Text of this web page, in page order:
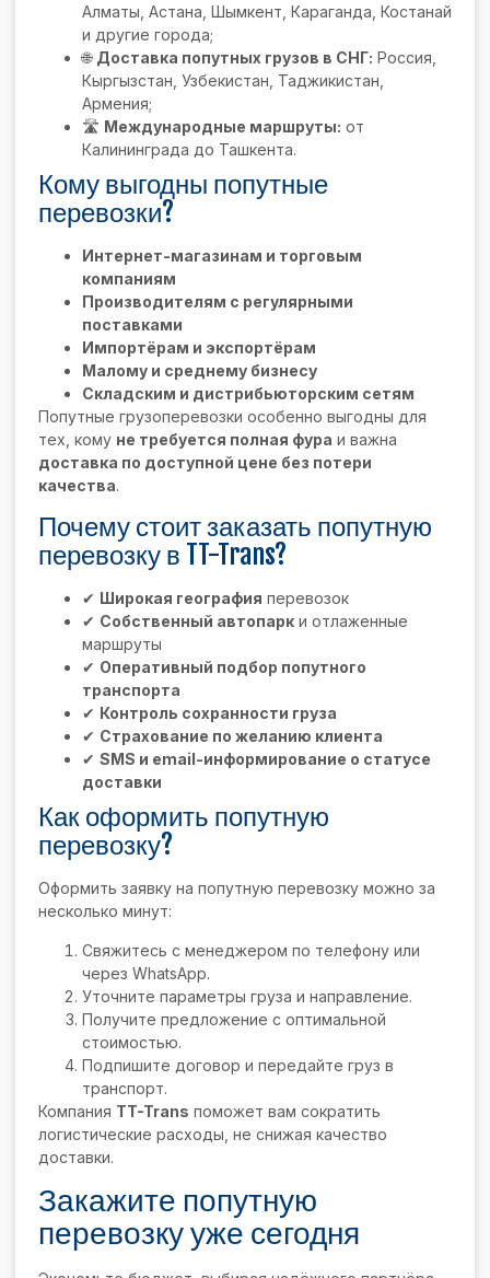
Алматы, Астана, Шымкент, Караганда, Костанай
и другие города;
🌐 Доставка попутных грузов в СНГ: Россия,
Кыргызстан, Узбекистан, Таджикистан,
Армения;
🛣 Международные маршруты: от
Калининграда до Ташкента.
Кому выгодны попутные
перевозки?
Интернет-магазинам и торговым
компаниям
Производителям с регулярными
поставками
Импортёрам и экспортёрам
Малому и среднему бизнесу
Складским и дистрибьюторским сетям
Попутные грузоперевозки особенно выгодны для
тех, кому не требуется полная фура и важна
доставка по доступной цене без потери
качества.
Почему стоит заказать попутную
перевозку в TT-Trans?
✔ Широкая география перевозок
✔ Собственный автопарк и отлаженные
маршруты
✔ Оперативный подбор попутного
транспорта
✔ Контроль сохранности груза
✔ Страхование по желанию клиента
✔ SMS и email-информирование о статусе
доставки
Как оформить попутную
перевозку?
Оформить заявку на попутную перевозку можно за
несколько минут:
Свяжитесь с менеджером по телефону или
через WhatsApp.
Уточните параметры груза и направление.
Получите предложение с оптимальной
стоимостью.
Подпишите договор и передайте груз в
транспорт.
Компания TT-Trans поможет вам сократить
логистические расходы, не снижая качество
доставки.
Закажите попутную
перевозку уже сегодня